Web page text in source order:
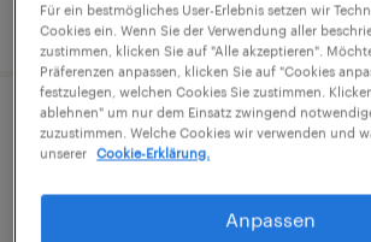
veröffentlicht am 31. Juli 2026
Elektriker (m/w/d)
Jenbach, Tirol
Für ein bestmögliches User-Erlebnis setzen wir
Cookies ein. Wenn Sie der Verwendung aller
zustimmen, klicken Sie auf "Alle akzeptieren".
Präferenzen anpassen, klicken Sie auf "Cookies
festzulegen, welchen Cookies Sie zustimmen.
ablehnen" um nur dem Einsatz zwingend
zuzustimmen. Welche Cookies wir verwenden und
unserer
Cookie-Erklärung.
Anpassen